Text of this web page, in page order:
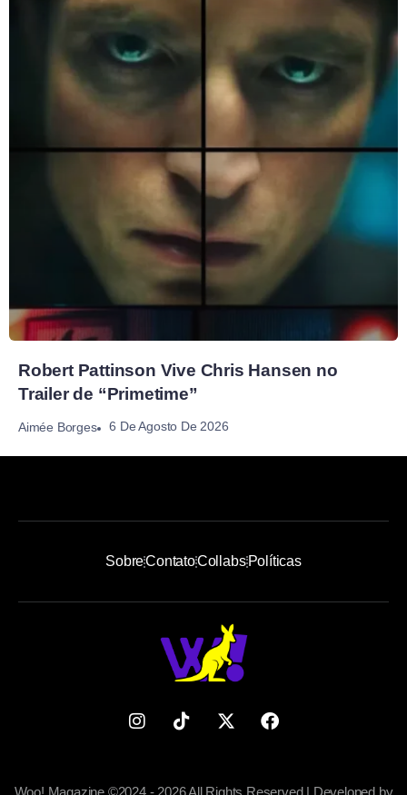
Robert Pattinson Vive Chris Hansen no
Trailer de “Primetime”
Aimée Borges 6 De Agosto De 2026
SobreContatoCollabsPolíticas
Woo! Magazine ©2024 - 2026 All Rights Reserved | Developed by